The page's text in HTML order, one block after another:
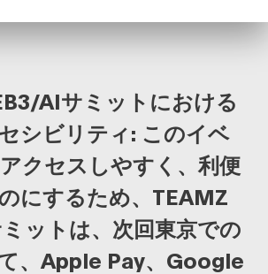
AIサミットにおける
シビリティ: このイベ
クセスしやすく、利便
にするため、TEAMZ
ットは、次回東京での
、Apple Pay、Google